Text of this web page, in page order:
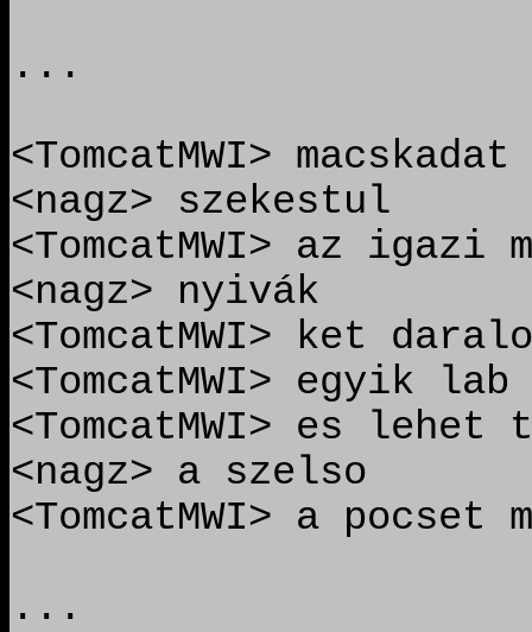
...
<TomcatMWI>
<nagz> szekestul
<TomcatMWI> az
<nagz> nyivák
<TomcatMWI> ket
<TomcatMWI> egyik
<TomcatMWI> es
<nagz> a szelso
<TomcatMWI> a
...